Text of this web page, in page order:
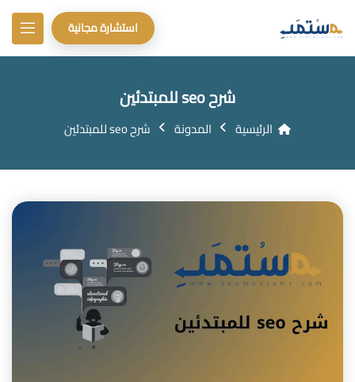
استشارة مجانية
شرح seo للمبتدئين
الرئيسية المدونة شرح seo للمبتدئين